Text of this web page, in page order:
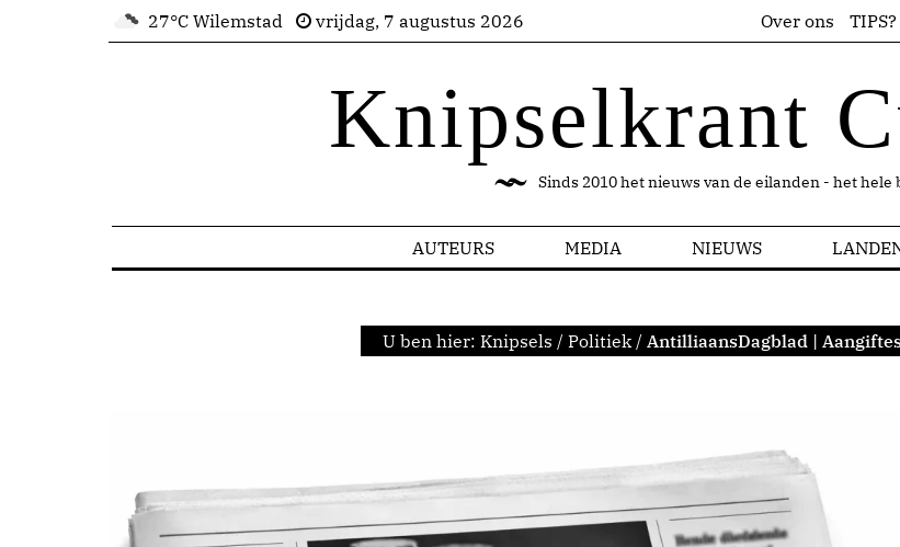
27°C Wilemstad vrijdag, 7 augustus 2026 Over ons TIPS?
Knipselkrant
Sinds 2010 het nieuws van de eilanden - het hele
AUTEURS MEDIA NIEUWS
U ben hier: Knipsels / Politiek / AntilliaansDagblad |